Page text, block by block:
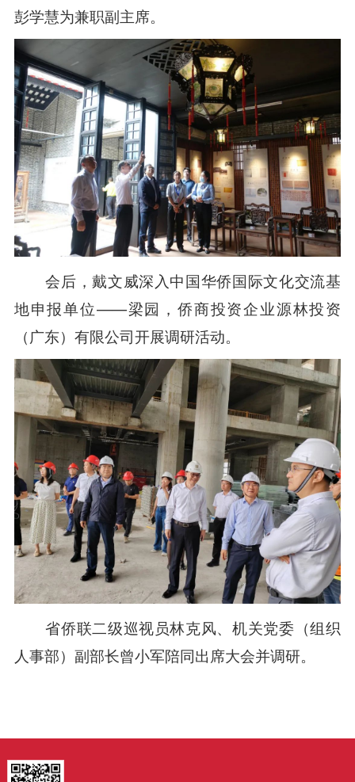
彭学慧为兼职副主席。
会后，戴文威深入中国华侨国际文化交流基
地申报单位——梁园，侨商投资企业源林投资
（广东）有限公司开展调研活动。
省侨联二级巡视员林克风、机关党委（组织
人事部）副部长曾小军陪同出席大会并调研。